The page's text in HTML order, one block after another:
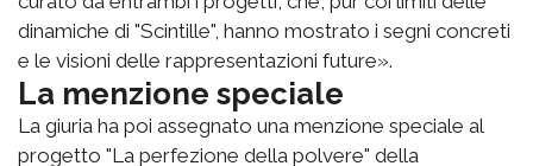
dinamiche di "Scintille", hanno mostrato i segni concreti
e le visioni delle rappresentazioni future».
La menzione speciale
La giuria ha poi assegnato una menzione speciale al
progetto "La perfezione della polvere" della